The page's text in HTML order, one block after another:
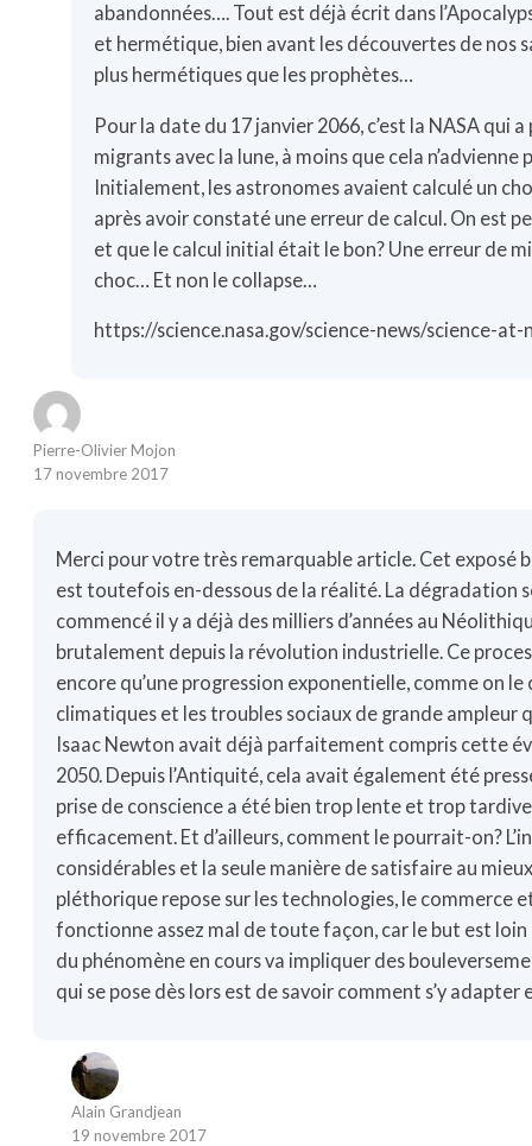
abandonnées…. Tout est déjà écrit dans
et hermétique, bien avant les découvertes de
plus hermétiques que les prophètes…
Pour la date du 17 janvier 2066, c’est la NASA qui
migrants avec la lune, à moins que cela
Initialement, les astronomes avaient calculé un
après avoir constaté une erreur de calcul. On est
et que le calcul initial était le bon? Une erreur de
choc… Et non le collapse…
https://science.nasa.gov/science-news/science-
Pierre-Olivier Mojon
17 novembre 2017
Merci pour votre très remarquable article. Cet exposé
est toutefois en-dessous de la réalité. La dégradation
commencé il y a déjà des milliers d’années au
brutalement depuis la révolution industrielle. Ce
encore qu’une progression exponentielle, comme on
climatiques et les troubles sociaux de grande ampleur
Isaac Newton avait déjà parfaitement compris cette
2050. Depuis l’Antiquité, cela avait également été
prise de conscience a été bien trop lente et trop
efficacement. Et d’ailleurs, comment le pourrait-on?
considérables et la seule manière de satisfaire au
pléthorique repose sur les technologies, le commerce
fonctionne assez mal de toute façon, car le but est
du phénomène en cours va impliquer des
qui se pose dès lors est de savoir comment s’y
Alain Grandjean
19 novembre 2017